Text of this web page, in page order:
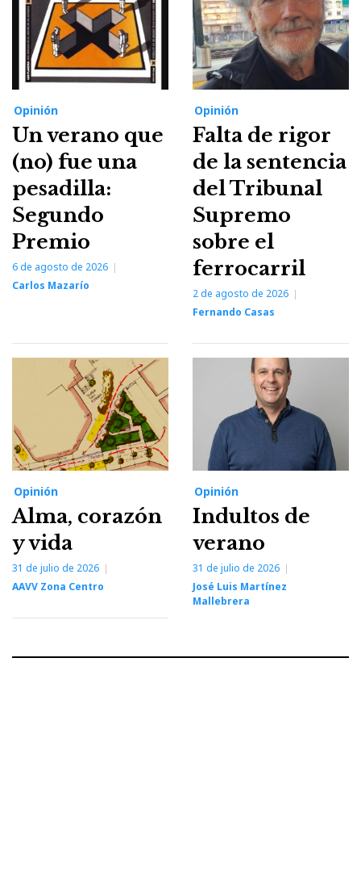
Opinión
Un verano que
(no) fue una
pesadilla:
Segundo
Premio
6 de agosto de 2026
Carlos Mazarío
Opinión
Falta de rigor
de la sentencia
del Tribunal
Supremo
sobre el
ferrocarril
2 de agosto de 2026
Fernando Casas
Opinión
Alma, corazón
y vida
31 de julio de 2026
AAVV Zona Centro
Opinión
Indultos de
verano
31 de julio de 2026
José Luis Martínez
Mallebrera